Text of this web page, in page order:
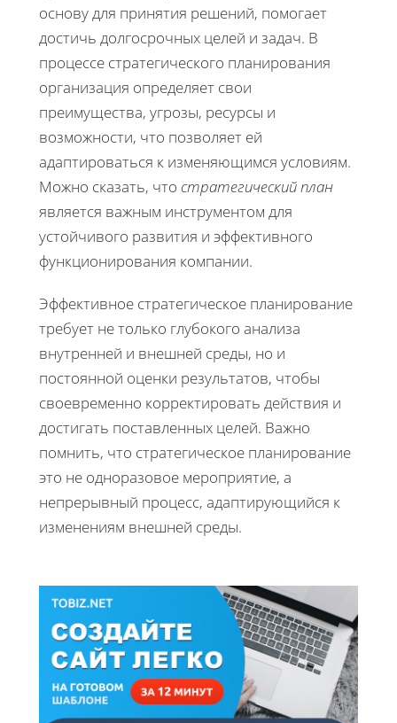
основу для принятия решений, помогает
достичь долгосрочных целей и задач. В
процессе стратегического планирования
организация определяет свои
преимущества, угрозы, ресурсы и
возможности, что позволяет ей
адаптироваться к изменяющимся условиям.
Можно сказать, что стратегический план
является важным инструментом для
устойчивого развития и эффективного
функционирования компании.
Эффективное стратегическое планирование
требует не только глубокого анализа
внутренней и внешней среды, но и
постоянной оценки результатов, чтобы
своевременно корректировать действия и
достигать поставленных целей. Важно
помнить, что стратегическое планирование
это не одноразовое мероприятие, а
непрерывный процесс, адаптирующийся к
изменениям внешней среды.